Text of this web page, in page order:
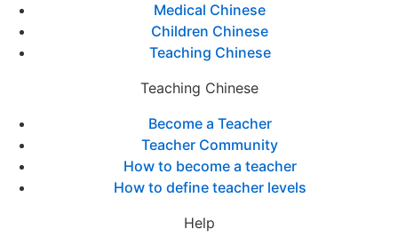
Medical Chinese
Children Chinese
Teaching Chinese
Teaching Chinese
Become a Teacher
Teacher Community
How to become a teacher
How to define teacher levels
Help